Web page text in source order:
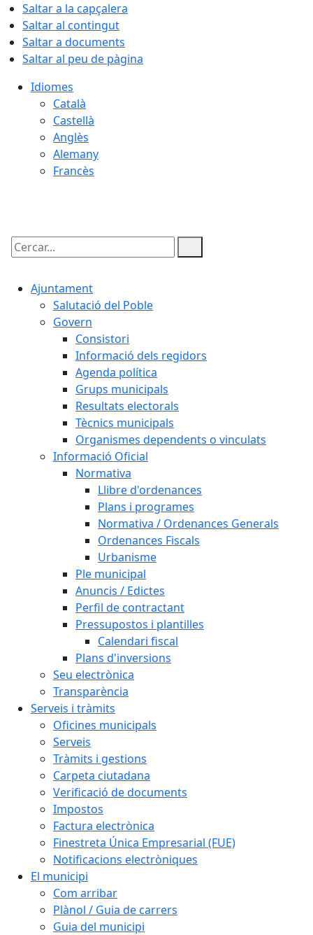
Saltar a la capçalera
Saltar al contingut
Saltar a documents
Saltar al peu de pàgina
Idiomes
Català
Castellà
Anglès
Alemany
Francès
Cercar:
Ajuntament
Salutació del Poble
Govern
Consistori
Informació dels regidors
Agenda política
Grups municipals
Resultats electorals
Tècnics municipals
Organismes dependents o vinculats
Informació Oficial
Normativa
Llibre d'ordenances
Plans i programes
Normativa / Ordenances Generals
Ordenances Fiscals
Urbanisme
Ple municipal
Anuncis / Edictes
Perfil de contractant
Pressupostos i plantilles
Calendari fiscal
Plans d'inversions
Seu electrònica
Transparència
Serveis i tràmits
Oficines municipals
Serveis
Tràmits i gestions
Carpeta ciutadana
Verificació de documents
Impostos
Factura electrònica
Finestreta Única Empresarial (FUE)
Notificacions electròniques
El municipi
Com arribar
Plànol / Guia de carrers
Guia del municipi